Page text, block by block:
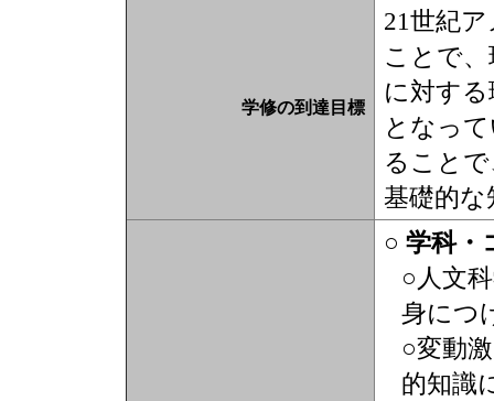
学修の到達目標
21世紀
ことで
に対す
となっ
ること
基礎的
○ 学科・
○人文
身につ
○変動
的知識